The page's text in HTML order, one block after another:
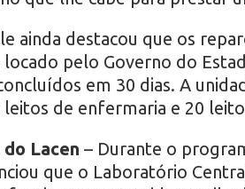
ainda destacou que os
locado pelo Governo do
em 30 dias. A
de enfermaria e 20
Lacen – Durante o
que o Laboratório